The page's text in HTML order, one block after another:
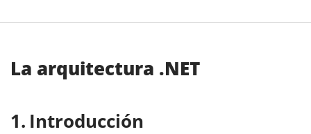
La arquitectura .NET
Introducción